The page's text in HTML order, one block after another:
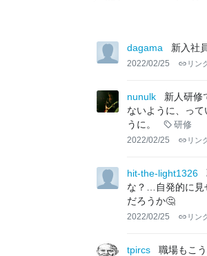
dagama 新入社
2022/02/25 リン
nunulk
新人研修
ないように、っ
うに。
研修
2022/02/25 リン
hit-the-light1326
な？…自発的に見
だろうか🤔
2022/02/25 リン
tpircs
職場もこ